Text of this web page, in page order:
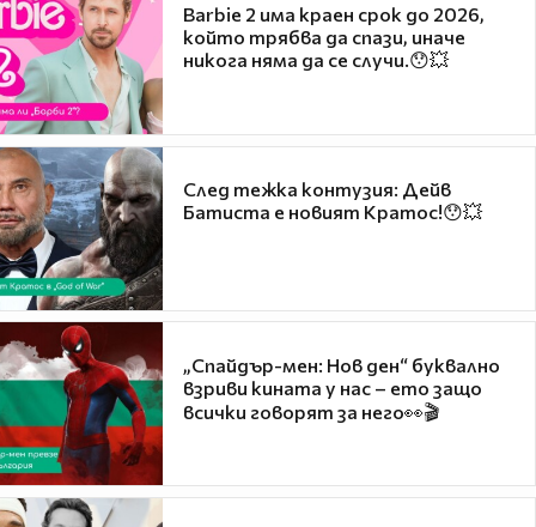
Barbie 2 има краен срок до 2026,
който трябва да спази, иначе
никога няма да се случи.😯💥
След тежка контузия: Дейв
Батиста е новият Кратос!😯💥
„Спайдър-мен: Нов ден“ буквално
взриви кината у нас – ето защо
всички говорят за него👀🎬